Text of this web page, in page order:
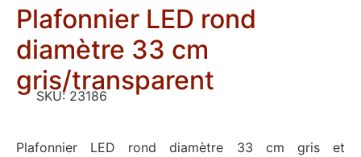
Plafonnier LED rond
diamètre 33 cm
gris/transparent
SKU: 23186
Plafonnier LED rond diamètre 33 cm gris et